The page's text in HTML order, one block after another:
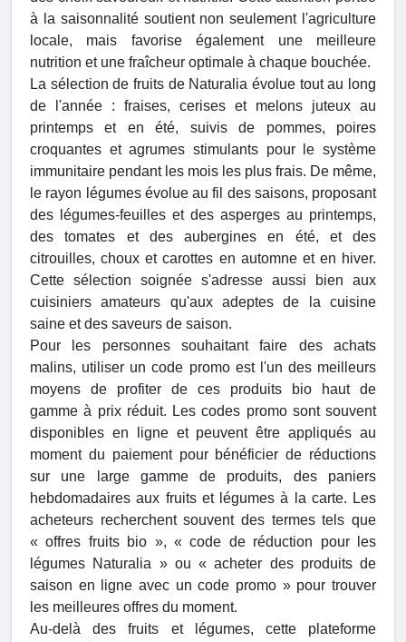
à la saisonnalité soutient non seulement l'agriculture
locale, mais favorise également une meilleure
nutrition et une fraîcheur optimale à chaque bouchée.
La sélection de fruits de Naturalia évolue tout au long
de l'année : fraises, cerises et melons juteux au
printemps et en été, suivis de pommes, poires
croquantes et agrumes stimulants pour le système
immunitaire pendant les mois les plus frais. De même,
le rayon légumes évolue au fil des saisons, proposant
des légumes-feuilles et des asperges au printemps,
des tomates et des aubergines en été, et des
citrouilles, choux et carottes en automne et en hiver.
Cette sélection soignée s'adresse aussi bien aux
cuisiniers amateurs qu'aux adeptes de la cuisine
saine et des saveurs de saison.
Pour les personnes souhaitant faire des achats
malins, utiliser un code promo est l'un des meilleurs
moyens de profiter de ces produits bio haut de
gamme à prix réduit. Les codes promo sont souvent
disponibles en ligne et peuvent être appliqués au
moment du paiement pour bénéficier de réductions
sur une large gamme de produits, des paniers
hebdomadaires aux fruits et légumes à la carte. Les
acheteurs recherchent souvent des termes tels que
« offres fruits bio », « code de réduction pour les
légumes Naturalia » ou « acheter des produits de
saison en ligne avec un code promo » pour trouver
les meilleures offres du moment.
Au-delà des fruits et légumes, cette plateforme